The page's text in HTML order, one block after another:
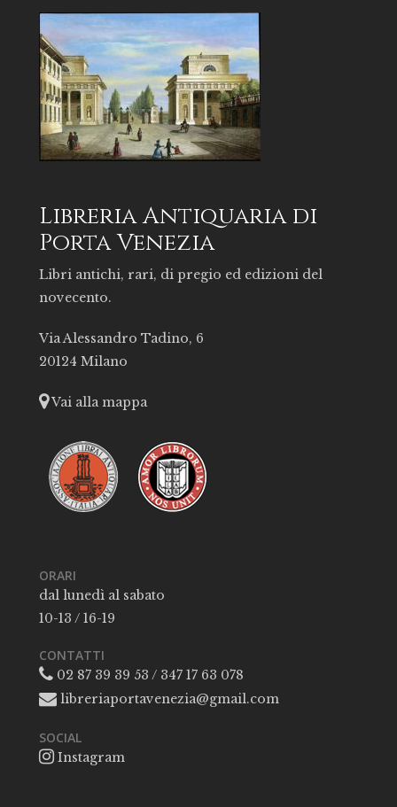
Libreria Antiquaria di
Porta Venezia
Libri antichi, rari, di pregio ed edizioni del
novecento.
Via Alessandro Tadino, 6
20124 Milano
Vai alla mappa
ORARI
dal lunedì al sabato
10-13 / 16-19
CONTATTI
02 87 39 39 53 / 347 17 63 078
libreriaportavenezia@gmail.com
SOCIAL
Instagram